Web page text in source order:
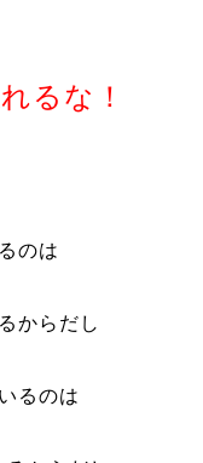
るな！
のは
からだし
るのは